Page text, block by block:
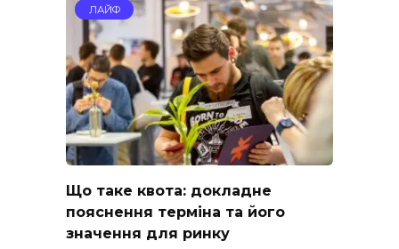
ЛАЙФ
Що таке квота: докладне
пояснення терміна та його
значення для ринку